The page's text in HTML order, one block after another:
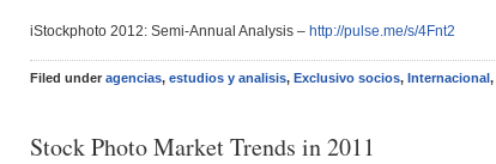
iStockphoto 2012: Semi-Annual Analysis – http://pulse.me/s/4Fnt2
Filed under agencias, estudios y analisis, Exclusivo socios, Internacional,
Stock Photo Market Trends in 2011